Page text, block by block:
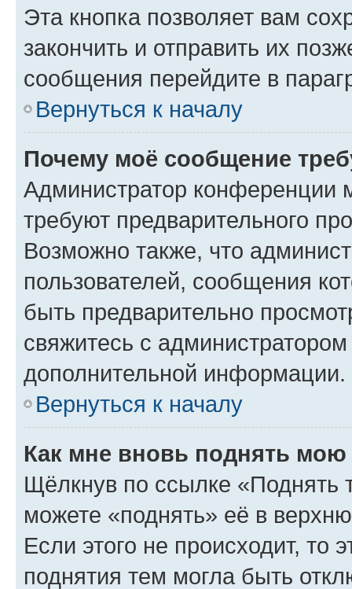
Эта кнопка позволяет вам
закончить и отправить их
сообщения перейдите в
Вернуться к началу
Почему моё сообщение
Администратор конференции
требуют предварительного
Возможно также, что
пользователей, сообщения
быть предварительно
свяжитесь с
дополнительной информации.
Вернуться к началу
Как мне вновь поднять мою
Щёлкнув по ссылке «Поднять
можете «поднять» её в
Если этого не происходит, то
поднятия тем могла быть